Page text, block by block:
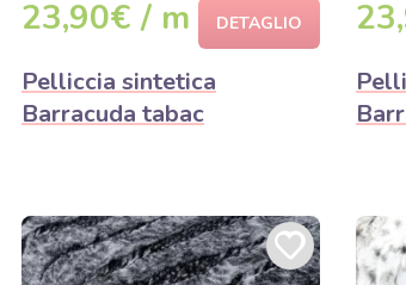
23,90€ / m DETAGLIO
Pelliccia sintetica
Barracuda tabac